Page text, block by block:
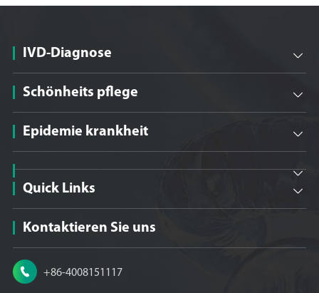
IVD-Diagnose 
Schönheits pflege 
Epidemie krankheit 

Quick Links 
Kontaktieren Sie uns
 +86-4008151117